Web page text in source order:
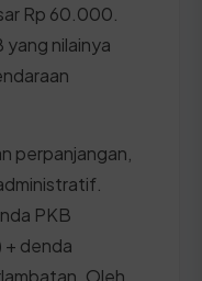
Rp 60.000.
yang nilainya
perpanjangan,
PKB
+ denda
Oleh